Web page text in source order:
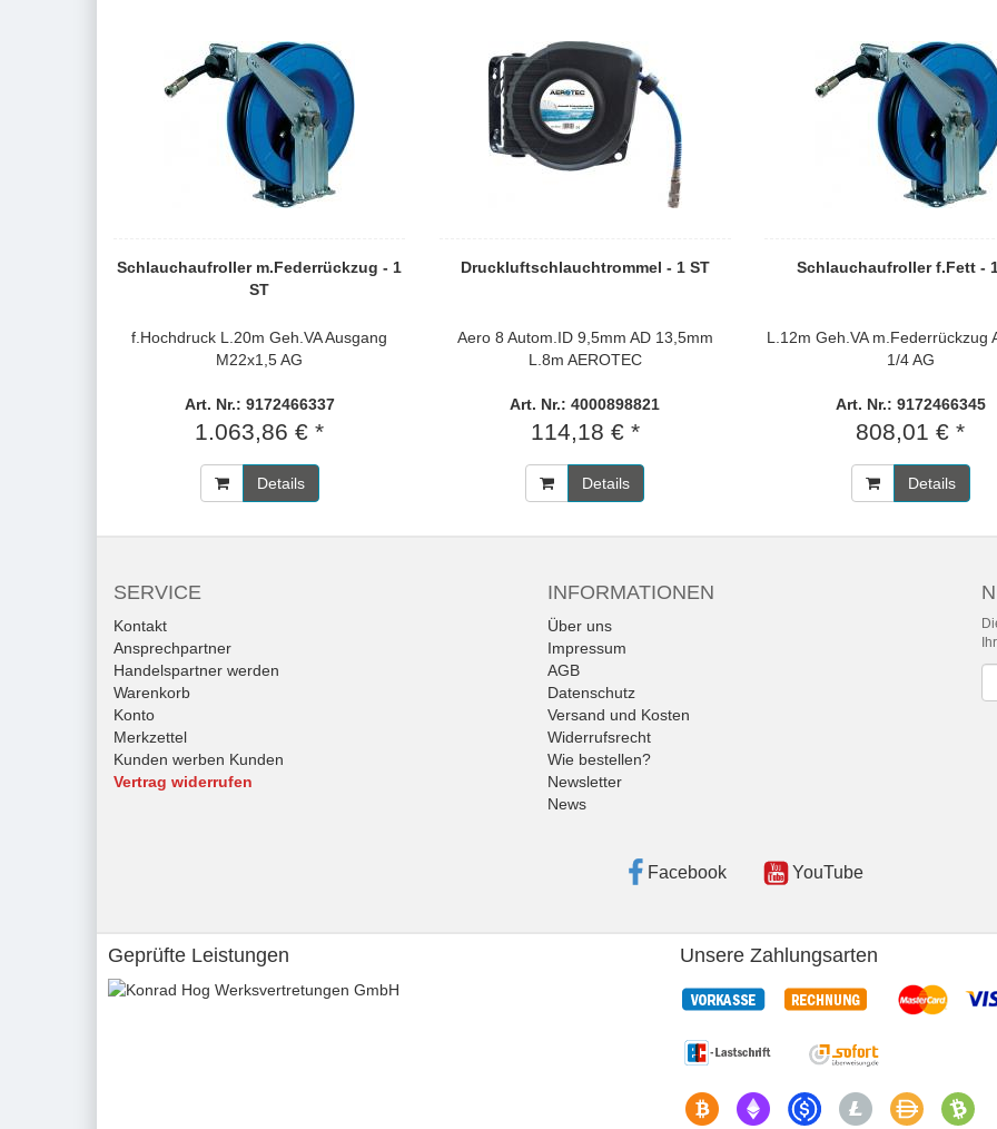
Schlauchaufroller m.Federrückzug - 1
ST
f.Hochdruck L.20m Geh.VA Ausgang
M22x1,5 AG
Art. Nr.: 9172466337
1.063,86 € *
Details
Druckluftschlauchtrommel - 1 ST
Aero 8 Autom.ID 9,5mm AD 13,5mm
L.8m AEROTEC
Art. Nr.: 4000898821
114,18 € *
Details
Schlauchaufroller f.Fett -
L.12m Geh.VA m.Federrückzug
1/4 AG
Art. Nr.: 9172466345
808,01 € *
Details
SERVICE
Kontakt
Ansprechpartner
Handelspartner werden
Warenkorb
Konto
Merkzettel
Kunden werben Kunden
Vertrag widerrufen
INFORMATIONEN
Über uns
Impressum
AGB
Datenschutz
Versand und Kosten
Widerrufsrecht
Wie bestellen?
Newsletter
News
Facebook YouTube
Geprüfte Leistungen Unsere Zahlungsarten